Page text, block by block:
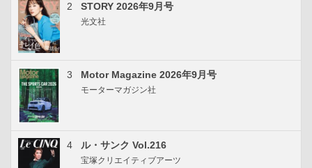
2 STORY 2026年9月号
光文社
3 Motor Magazine 2026年9月号
モーターマガジン社
4 ル・サンク Vol.216
宝塚クリエイティブアーツ